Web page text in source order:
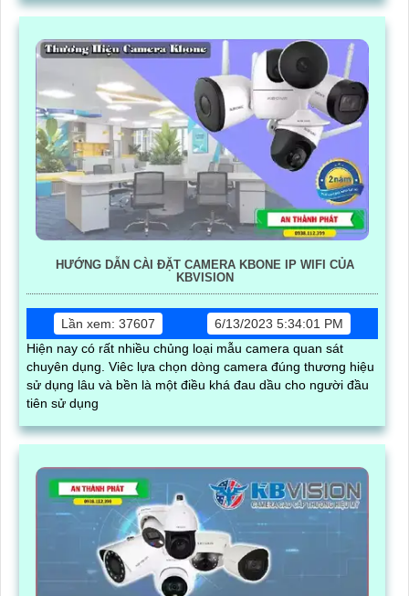
HƯỚNG DẪN CÀI ĐẶT CAMERA KBONE IP WIFI CỦA
KBVISION
Lần xem: 37607
6/13/2023 5:34:01 PM
Hiện nay có rất nhiều chủng loại mẫu camera quan sát
chuyên dụng. Viêc lựa chọn dòng camera đúng thương hiệu
sử dụng lâu và bền là một điều khá đau dầu cho người đầu
tiên sử dụng